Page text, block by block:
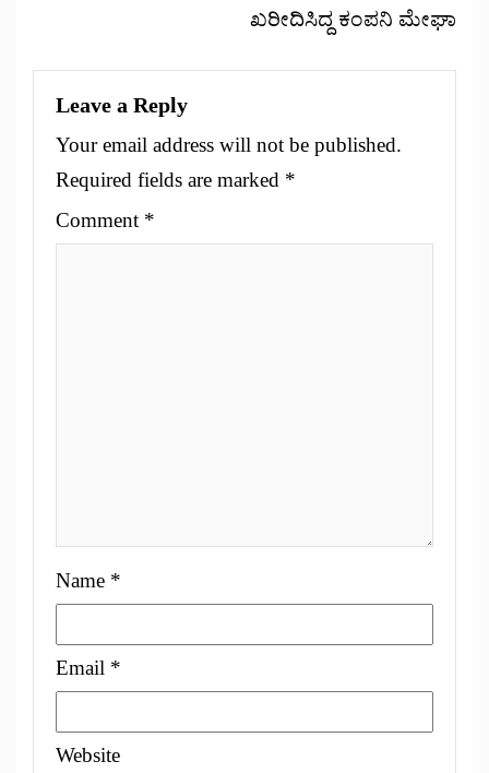
ಖರೀದಿಸಿದ್ದ ಕಂಪನಿ ಮೇಘಾ
Leave a Reply
Your email address will not be published.
Required fields are marked *
Comment *
Name *
Email *
Website